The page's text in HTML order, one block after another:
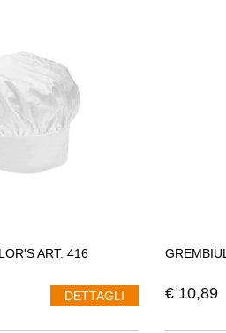
ART. 416
DETTAGLI € 10,89